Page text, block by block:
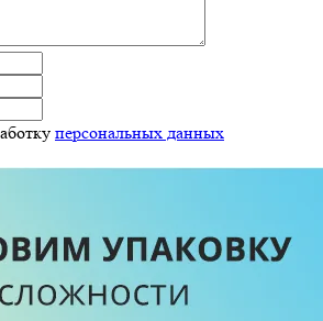
персональных данных